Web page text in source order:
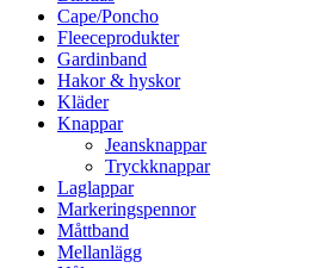
Cape/Poncho
Fleeceprodukter
Gardinband
Hakor & hyskor
Kläder
Knappar
Jeansknappar
Tryckknappar
Laglappar
Markeringspennor
Måttband
Mellanlägg